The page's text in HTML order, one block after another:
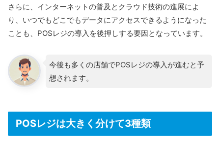
さらに、インターネットの普及とクラウド技術の進展によ
り、いつでもどこでもデータにアクセスできるようになった
ことも、POSレジの導入を後押しする要因となっています。
今後も多くの店舗でPOSレジの導入が進むと予
想されます。
POSレジは大きく分けて3種類